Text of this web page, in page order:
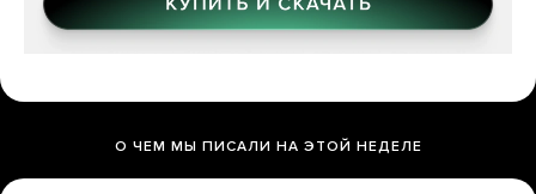
О ЧЕМ МЫ ПИСАЛИ НА ЭТОЙ НЕДЕЛЕ